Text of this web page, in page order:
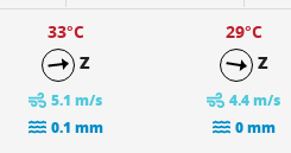
33°C
Z
5.1 m/s
0.1 mm
29°C
Z
4.4 m/s
0 mm